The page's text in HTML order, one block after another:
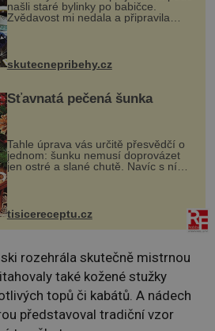
našli staré bylinky po babičce.
Zvědavost mi nedala a připravila
jsem si z nich lektvar… Zimní pobyt
na chalupě se pro mě vlastní vinou
změnil v děsivý zážitek, na kt...
skutecnepribehy.cz
Šťavnatá pečená šunka
Tahle úprava vás určitě přesvědčí o
jednom: šunku nemusí doprovázet
jen ostré a slané chutě. Navíc s ní
nakrmíte poměrně hodně hladových
krků. Ingredience sádlo 3 kg šunky
vcelku 3 stroužky česneku hl...
tisicereceptu.cz
rozehrála skutečně mistrnou
také kožené stužky
topů či kabátů. A nádech
představoval tradiční vzor